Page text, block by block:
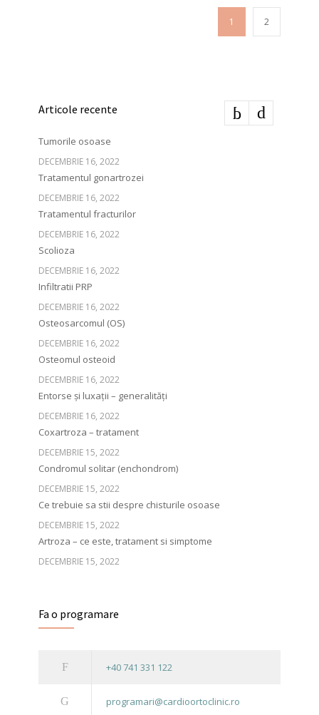
1 2
Articole recente
Tumorile osoase
DECEMBRIE 16, 2022
Tratamentul gonartrozei
DECEMBRIE 16, 2022
Tratamentul fracturilor
DECEMBRIE 16, 2022
Scolioza
DECEMBRIE 16, 2022
Infiltratii PRP
DECEMBRIE 16, 2022
Osteosarcomul (OS)
DECEMBRIE 16, 2022
Osteomul osteoid
DECEMBRIE 16, 2022
Entorse și luxații – generalități
DECEMBRIE 16, 2022
Coxartroza – tratament
DECEMBRIE 15, 2022
Condromul solitar (enchondrom)
DECEMBRIE 15, 2022
Ce trebuie sa stii despre chisturile osoase
DECEMBRIE 15, 2022
Artroza – ce este, tratament si simptome
DECEMBRIE 15, 2022
Fa o programare
+40 741 331 122
programari@cardioortoclinic.ro